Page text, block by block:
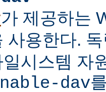
가 제공하는
사용한다.
일시스템 자
dav